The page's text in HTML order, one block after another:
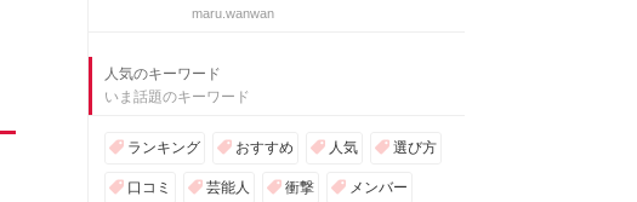
maru.wanwan
人気のキーワード
いま話題のキーワード
ランキング おすすめ 人気 選び方
口コミ 芸能人 衝撃 メンバー